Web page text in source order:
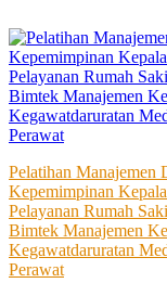
to
content
Pelatihan Manajemen
Kepemimpinan
Pelayanan Rumah
Bimtek Manajemen
Kegawatdaruratan
Perawat